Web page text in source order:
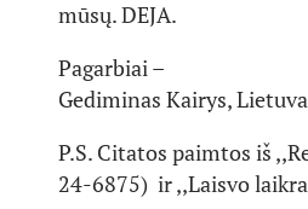
mūsų. DEJA.
Pagarbiai –
Gediminas Kairys, Lietuva
P.S. Citatos paimtos iš
24-6875) ir ,,Laisvo